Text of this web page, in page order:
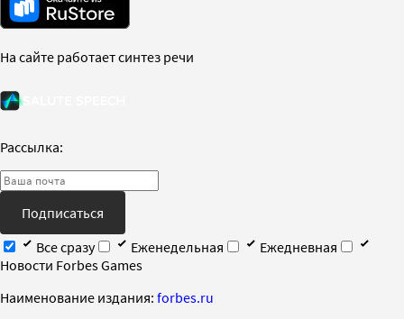
На сайте работает синтез речи
Рассылка:
Подписаться
Все сразу
Еженедельная
Ежедневная
Новости Forbes Games
Наименование издания: forbes.ru